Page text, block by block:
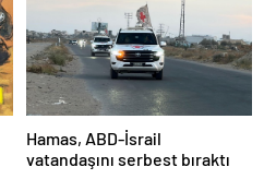
Hamas, ABD-İsrail
vatandaşını serbest bıraktı